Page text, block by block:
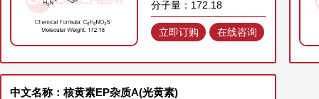
分子量：172.18
立即订购 在线咨询
中文名称：核黄素EP杂质A(光黄素)